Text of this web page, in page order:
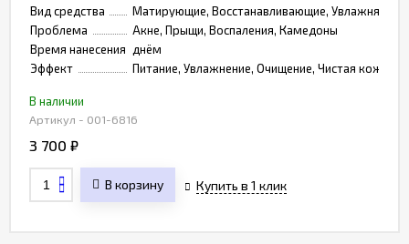
Вид средства
Матирующие, Восстанавливающие,
Проблема
Акне, Прыщи, Воспаления, Камедоны
Время нанесения
днём
Эффект
Питание, Увлажнение, Очищение, Чистая кожа
В наличии
Артикул - 001-6816
3 700 ₽
В корзину Купить в 1 клик